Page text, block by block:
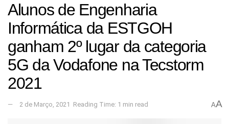
Alunos de Engenharia
Informática da ESTGOH
ganham 2º lugar da categoria
5G da Vodafone na Tecstorm
2021
2 de Março, 2021 Reading Time: 1 min read AA